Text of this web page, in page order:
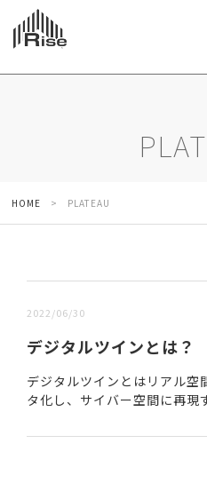
HOME > PLATEAU
2022/06/30
デジタルツインとは？
デジタルツインとはリアル空
タ化し、サイバー空間に再現
メージ。IoTやAI、ARなどの